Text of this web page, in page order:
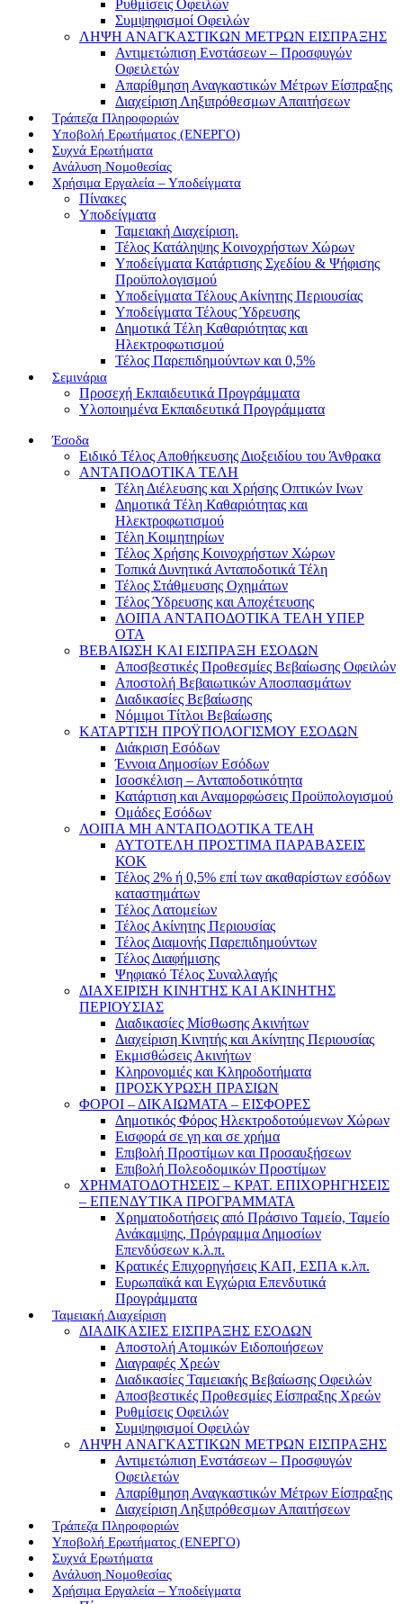
Ρυθμίσεις Οφειλών
Συμψηφισμοί Οφειλών
ΛΗΨΗ ΑΝΑΓΚΑΣΤΙΚΩΝ ΜΕΤΡΩΝ ΕΙΣΠΡΑΞΗΣ
Αντιμετώπιση Ενστάσεων – Προσφυγών
Οφειλετών
Απαρίθμηση Αναγκαστικών Μέτρων Είσπραξης
Διαχείριση Ληξιπρόθεσμων Απαιτήσεων
Τράπεζα Πληροφοριών
Υποβολή Ερωτήματος (ΕΝΕΡΓΟ)
Συχνά Ερωτήματα
Ανάλυση Νομοθεσίας
Χρήσιμα Εργαλεία – Υποδείγματα
Πίνακες
Υποδείγματα
Ταμειακή Διαχείριση.
Τέλος Κατάληψης Κοινοχρήστων Χώρων
Υποδείγματα Κατάρτισης Σχεδίου & Ψήφισης
Προϋπολογισμού
Υποδείγματα Τέλους Ακίνητης Περιουσίας
Υποδείγματα Τέλους Ύδρευσης
Δημοτικά Τέλη Καθαριότητας και
Ηλεκτροφωτισμού
Τέλος Παρεπιδημούντων και 0,5%
Σεμινάρια
Προσεχή Εκπαιδευτικά Προγράμματα
Υλοποιημένα Εκπαιδευτικά Προγράμματα
Έσοδα
Ειδικό Τέλος Αποθήκευσης Διοξειδίου του Άνθρακα
ΑΝΤΑΠΟΔΟΤΙΚΑ ΤΕΛΗ
Τέλη Διέλευσης και Χρήσης Οπτικών Ινων
Δημοτικά Τέλη Καθαριότητας και
Ηλεκτροφωτισμού
Τέλη Κοιμητηρίων
Τέλος Χρήσης Κοινοχρήστων Χώρων
Τοπικά Δυνητικά Ανταποδοτικά Τέλη
Τέλος Στάθμευσης Οχημάτων
Τέλος Ύδρευσης και Αποχέτευσης
ΛΟΙΠΑ ΑΝΤΑΠΟΔΟΤΙΚΑ ΤΕΛΗ ΥΠΕΡ
ΟΤΑ
ΒΕΒΑΙΩΣΗ ΚΑΙ ΕΙΣΠΡΑΞΗ ΕΣΟΔΩΝ
Αποσβεστικές Προθεσμίες Βεβαίωσης Οφειλών
Αποστολή Βεβαιωτικών Αποσπασμάτων
Διαδικασίες Βεβαίωσης
Νόμιμοι Τίτλοι Βεβαίωσης
ΚΑΤΑΡΤΙΣΗ ΠΡΟΫΠΟΛΟΓΙΣΜΟΥ ΕΣΟΔΩΝ
Διάκριση Εσόδων
Έννοια Δημοσίων Εσόδων
Ισοσκέλιση – Ανταποδοτικότητα
Κατάρτιση και Αναμορφώσεις Προϋπολογισμού
Ομάδες Εσόδων
ΛΟΙΠΑ ΜΗ ΑΝΤΑΠΟΔΟΤΙΚΑ ΤΕΛΗ
ΑΥΤΟΤΕΛΗ ΠΡΟΣΤΙΜΑ ΠΑΡΑΒΑΣΕΙΣ
ΚΟΚ
Τέλος 2% ή 0,5% επί των ακαθαρίστων εσόδων
καταστημάτων
Τέλος Λατομείων
Τέλος Ακίνητης Περιουσίας
Τέλος Διαμονής Παρεπιδημούντων
Τέλος Διαφήμισης
Ψηφιακό Τέλος Συναλλαγής
ΔΙΑΧΕΙΡΙΣΗ ΚΙΝΗΤΗΣ ΚΑΙ ΑΚΙΝΗΤΗΣ
ΠΕΡΙΟΥΣΙΑΣ
Διαδικασίες Μίσθωσης Ακινήτων
Διαχείριση Κινητής και Ακίνητης Περιουσίας
Εκμισθώσεις Ακινήτων
Κληρονομιές και Κληροδοτήματα
ΠΡΟΣΚΥΡΩΣΗ ΠΡΑΣΙΩΝ
ΦΟΡΟΙ – ΔΙΚΑΙΩΜΑΤΑ – ΕΙΣΦΟΡΕΣ
Δημοτικός Φόρος Ηλεκτροδοτούμενων Χώρων
Εισφορά σε γη και σε χρήμα
Επιβολή Προστίμων και Προσαυξήσεων
Επιβολή Πολεοδομικών Προστίμων
ΧΡΗΜΑΤΟΔΟΤΗΣΕΙΣ – ΚΡΑΤ. ΕΠΙΧΟΡΗΓΗΣΕΙΣ
– ΕΠΕΝΔΥΤΙΚΑ ΠΡΟΓΡΑΜΜΑΤΑ
Χρηματοδοτήσεις από Πράσινο Ταμείο, Ταμείο
Ανάκαμψης, Πρόγραμμα Δημοσίων
Επενδύσεων κ.λ.π.
Κρατικές Επιχορηγήσεις ΚΑΠ, ΕΣΠΑ κ.λπ.
Ευρωπαϊκά και Εγχώρια Επενδυτικά
Προγράμματα
Ταμειακή Διαχείριση
ΔΙΑΔΙΚΑΣΙΕΣ ΕΙΣΠΡΑΞΗΣ ΕΣΟΔΩΝ
Αποστολή Ατομικών Ειδοποιήσεων
Διαγραφές Χρεών
Διαδικασίες Ταμειακής Βεβαίωσης Οφειλών
Αποσβεστικές Προθεσμίες Είσπραξης Χρεών
Ρυθμίσεις Οφειλών
Συμψηφισμοί Οφειλών
ΛΗΨΗ ΑΝΑΓΚΑΣΤΙΚΩΝ ΜΕΤΡΩΝ ΕΙΣΠΡΑΞΗΣ
Αντιμετώπιση Ενστάσεων – Προσφυγών
Οφειλετών
Απαρίθμηση Αναγκαστικών Μέτρων Είσπραξης
Διαχείριση Ληξιπρόθεσμων Απαιτήσεων
Τράπεζα Πληροφοριών
Υποβολή Ερωτήματος (ΕΝΕΡΓΟ)
Συχνά Ερωτήματα
Ανάλυση Νομοθεσίας
Χρήσιμα Εργαλεία – Υποδείγματα